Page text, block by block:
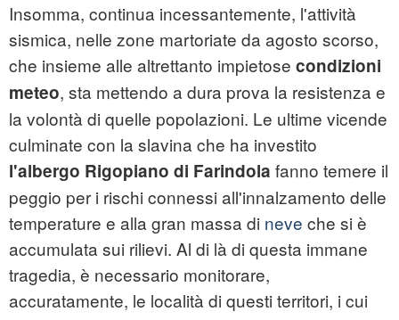
Insomma, continua incessantemente, l'attività
sismica, nelle zone martoriate da agosto scorso,
che insieme alle altrettanto impietose condizioni
meteo, sta mettendo a dura prova la resistenza e
la volontà di quelle popolazioni. Le ultime vicende
culminate con la slavina che ha investito
l'albergo Rigopiano di Farindola fanno temere il
peggio per i rischi connessi all'innalzamento delle
temperature e alla gran massa di neve che si è
accumulata sui rilievi. Al di là di questa immane
tragedia, è necessario monitorare,
accuratamente, le località di questi territori, i cui